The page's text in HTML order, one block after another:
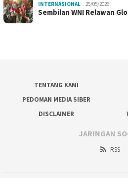
INTERNASIONAL 25/05/2026
Sembilan WNI Relawan
TENTANG KAMI
PEDOMAN MEDIA SIBER
DISCLAIMER
JARINGAN
RSS